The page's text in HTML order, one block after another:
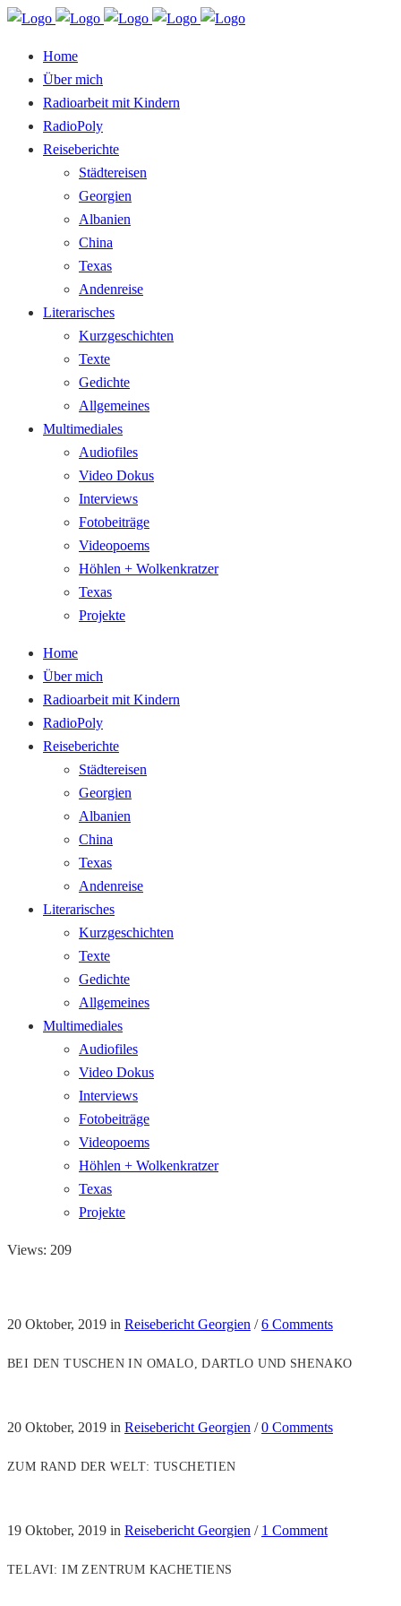
Home
Über mich
Radioarbeit mit Kindern
RadioPoly
Reiseberichte
Städtereisen
Georgien
Albanien
China
Texas
Andenreise
Literarisches
Kurzgeschichten
Texte
Gedichte
Allgemeines
Multimediales
Audiofiles
Video Dokus
Interviews
Fotobeiträge
Videopoems
Höhlen + Wolkenkratzer
Texas
Projekte
Home
Über mich
Radioarbeit mit Kindern
RadioPoly
Reiseberichte
Städtereisen
Georgien
Albanien
China
Texas
Andenreise
Literarisches
Kurzgeschichten
Texte
Gedichte
Allgemeines
Multimediales
Audiofiles
Video Dokus
Interviews
Fotobeiträge
Videopoems
Höhlen + Wolkenkratzer
Texas
Projekte
Views: 209
20 Oktober, 2019 in Reisebericht Georgien /6 Comments
BEI DEN TUSCHEN IN OMALO, DARTLO UND SHENAKO
20 Oktober, 2019 in Reisebericht Georgien /0 Comments
ZUM RAND DER WELT: TUSCHETIEN
19 Oktober, 2019 in Reisebericht Georgien / 1 Comment
TELAVI: IM ZENTRUM KACHETIENS